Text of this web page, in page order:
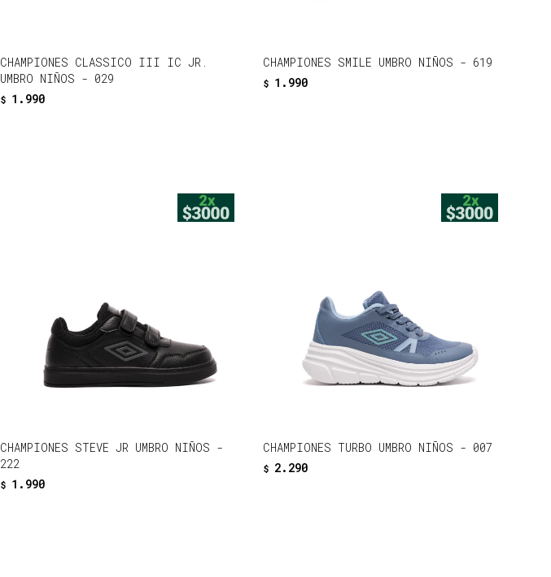
CHAMPIONES CLASSICO III IC JR.
UMBRO NIÑOS - 029
$ 1.990
CHAMPIONES SMILE UMBRO NIÑOS - 619
$ 1.990
CHAMPIONES STEVE JR UMBRO NIÑOS -
222
$ 1.990
CHAMPIONES TURBO UMBRO NIÑOS - 007
$ 2.290